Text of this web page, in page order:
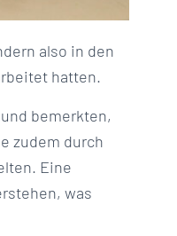
also in den
hatten.
bemerkten,
zudem durch
Eine
was